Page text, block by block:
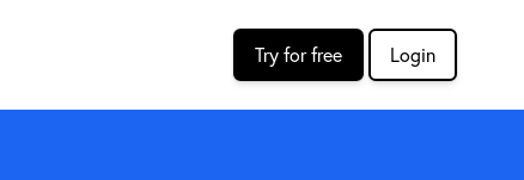
Try for free Login